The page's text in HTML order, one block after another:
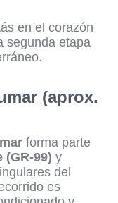
en el corazón
segunda etapa
(aprox.
forma parte
(GR-99) y
del
es